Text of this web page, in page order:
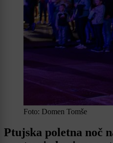
Foto: Domen Tomše
Ptujska poletna noč